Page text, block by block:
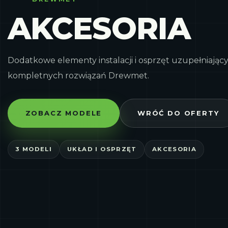
AKCESORIA
Dodatkowe elementy instalacji i osprzęt
kompletnych rozwiązań Drewmet.
ZOBACZ MODELE WRÓĆ DO OFERTY
3 MODELI UKŁAD I OSPRZĘT AKCESORIA